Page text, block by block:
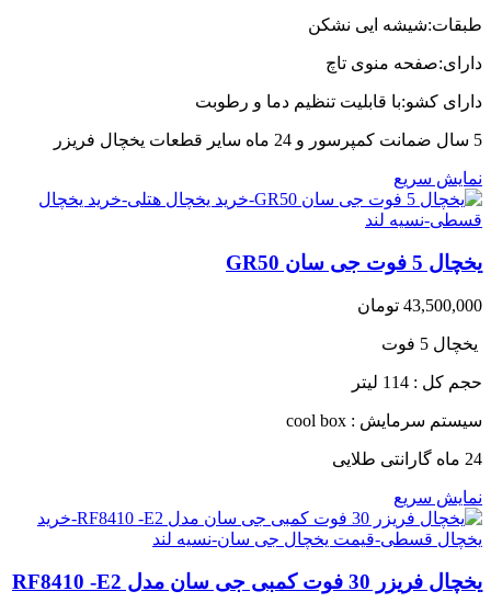
طبقات:شیشه ایی نشکن
دارای:صفحه منوی تاچ
دارای کشو:با قابلیت تنظیم دما و رطوبت
5 سال ضمانت کمپرسور و 24 ماه سایر قطعات یخچال فریزر
نمایش سریع
یخچال 5 فوت جی سان GR50
43,500,000 تومان
یخچال 5 فوت
حجم کل : 114 لیتر
سیستم سرمایش : cool box
24 ماه گارانتی طلایی
نمایش سریع
یخچال فریزر 30 فوت کمبی جی سان مدل RF8410 -E2